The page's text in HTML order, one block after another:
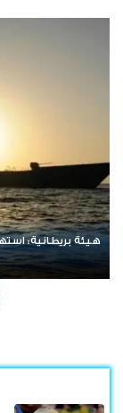
هيئة بريطانية: